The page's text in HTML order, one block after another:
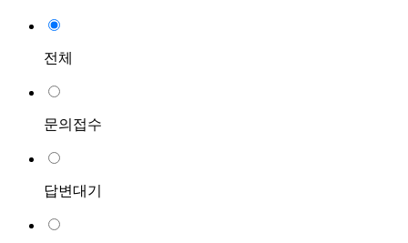
전체
문의접수
답변대기